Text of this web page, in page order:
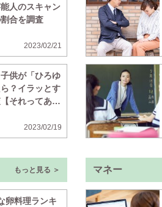
人のスキャン
合を調査
2023/02/21
子供が「ひろゆ
？イラッとす
それってあな
2023/02/19
もっと見る ＞
卵料理ランキ
マネー